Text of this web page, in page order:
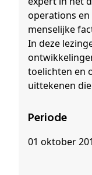
operations
menselijke
In deze
toelichten en
uittekenen
Periode
01 oktober